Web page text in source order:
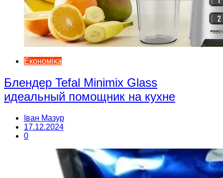
Економіка
Блендер Tefal Minimix Glass
идеальный помощник на кухне
Іван Мазур
17.12.2024
0